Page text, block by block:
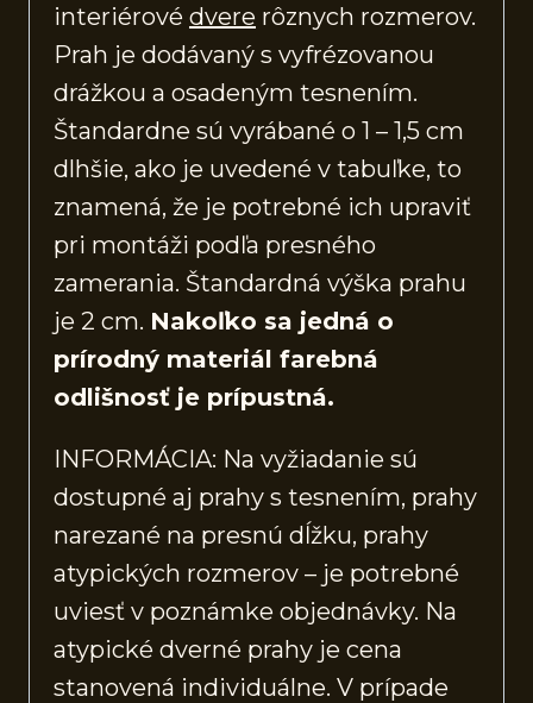
interiérové dvere rôznych rozmerov.
Prah je dodávaný s vyfrézovanou
drážkou a osadeným tesnením.
Štandardne sú vyrábané o 1 – 1,5 cm
dlhšie, ako je uvedené v tabuľke, to
znamená, že je potrebné ich upraviť
pri montáži podľa presného
zamerania. Štandardná výška prahu
je 2 cm. Nakoľko sa jedná o
prírodný materiál farebná
odlišnosť je prípustná.
INFORMÁCIA: Na vyžiadanie sú
dostupné aj prahy s tesnením, prahy
narezané na presnú dĺžku, prahy
atypických rozmerov – je potrebné
uviesť v poznámke objednávky. Na
atypické dverné prahy je cena
stanovená individuálne. V prípade